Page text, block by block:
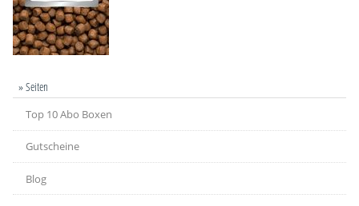
» Seiten
Top 10 Abo Boxen
Gutscheine
Blog